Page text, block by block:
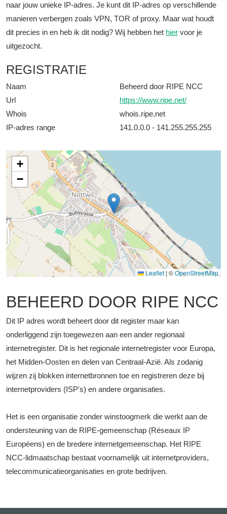
naar jouw unieke IP-adres. Je kunt dit IP-adres op verschillende
manieren verbergen zoals VPN, TOR of proxy. Maar wat houdt
dit precies in en heb ik dit nodig? Wij hebben het hier voor je
uitgezocht.
REGISTRATIE
Naam
Beheerd door RIPE NCC
Url
https://www.ripe.net/
Whois
whois.ripe.net
IP-adres range
141.0.0.0 - 141.255.255.255
+
−
Leaflet | ©OpenStreetMap
BEHEERD DOOR RIPE NCC
Dit IP adres wordt beheert door dit register maar kan
onderliggend zijn toegewezen aan een ander regionaal
internetregister. Dit is het regionale internetregister voor Europa,
het Midden-Oosten en delen van Centraal-Azië. Als zodanig
wijzen zij blokken internetbronnen toe en registreren deze bij
internetproviders (ISP's) en andere organisaties.
Het is een organisatie zonder winstoogmerk die werkt aan de
ondersteuning van de RIPE-gemeenschap (Réseaux IP
Européens) en de bredere internetgemeenschap. Het RIPE
NCC-lidmaatschap bestaat voornamelijk uit internetproviders,
telecommunicatieorganisaties en grote bedrijven.